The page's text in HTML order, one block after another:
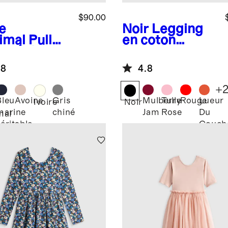
Pull
$90.00
AvoineIvoireGris
chiné
Noir Legging
en coton
4.8
Noir Mulberry
Jam
Tulle
Rose
RougeLueur
Du
+